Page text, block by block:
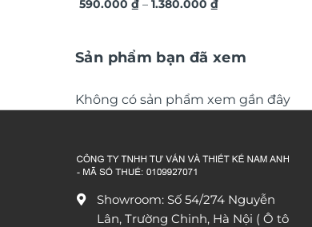
vàng nổi 3D chi tiết TM327
590.000₫ – 1.380.000₫Khoảng
1.380.000 ₫
Sản phẩm bạn đã xem
Không có sản phẩm xem gần đây
Showroom: Số 54/274 Nguyễn
Lân, Trường Chinh, Hà Nội ( Ô tô